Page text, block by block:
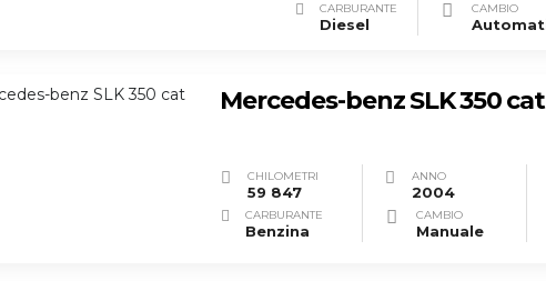
CARBURANTE
Diesel
CAMBIO
Mercedes-benz SLK 350 cat
CHILOMETRI
59 847
ANNO
2004
CARBURANTE
Benzina
CAMBIO
Manuale